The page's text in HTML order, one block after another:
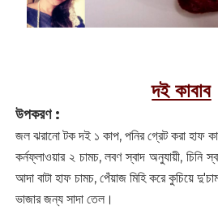
দই কাবাব
উপকরণ :
জল ঝরানো টক দই ১ কাপ, পনির গ্রেট করা হাফ
কর্নফ্লাওয়ার ২ চামচ, লবণ স্বাদ অনুযায়ী, চিনি
আদা বাটা হাফ চামচ, পেঁয়াজ মিহি করে কুচিয়ে
ভাজার জন্য সাদা তেল।